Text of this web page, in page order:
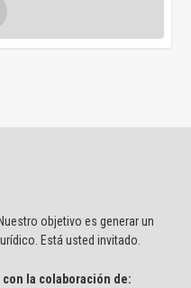
. Nuestro objetivo es generar un
Está usted invitado.
la colaboración de: